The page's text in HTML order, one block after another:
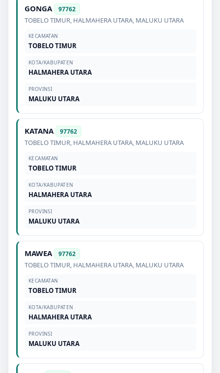
GONGA 97762
TOBELO TIMUR, HALMAHERA UTARA, MALUKU UTARA
KECAMATAN
TOBELO TIMUR
KOTA/KABUPATEN
HALMAHERA UTARA
PROVINSI
MALUKU UTARA
KATANA 97762
TOBELO TIMUR, HALMAHERA UTARA, MALUKU UTARA
KECAMATAN
TOBELO TIMUR
KOTA/KABUPATEN
HALMAHERA UTARA
PROVINSI
MALUKU UTARA
MAWEA 97762
TOBELO TIMUR, HALMAHERA UTARA, MALUKU UTARA
KECAMATAN
TOBELO TIMUR
KOTA/KABUPATEN
HALMAHERA UTARA
PROVINSI
MALUKU UTARA